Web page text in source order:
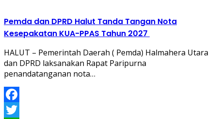
Pemda dan DPRD Halut Tanda Tangan Nota
Kesepakatan KUA-PPAS Tahun 2027
HALUT – Pemerintah Daerah ( Pemda) Halmahera Utara
dan DPRD laksanakan Rapat Paripurna
penandatanganan nota…
Facebook